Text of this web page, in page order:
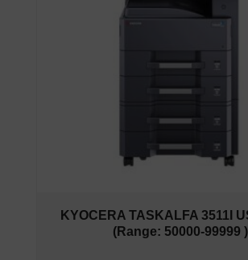
KYOCERA TASKALFA 3511I
(Range: 50000-99999 )